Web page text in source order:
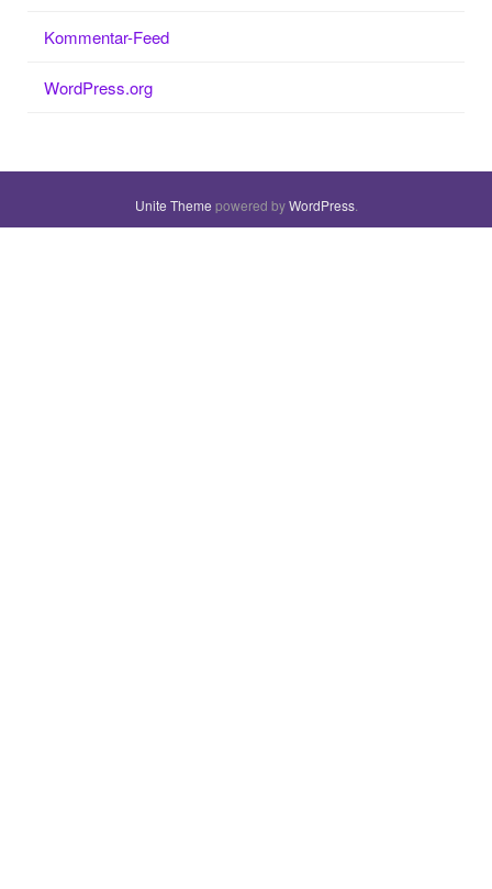
Kommentar-Feed
WordPress.org
Unite Theme powered byWordPress.